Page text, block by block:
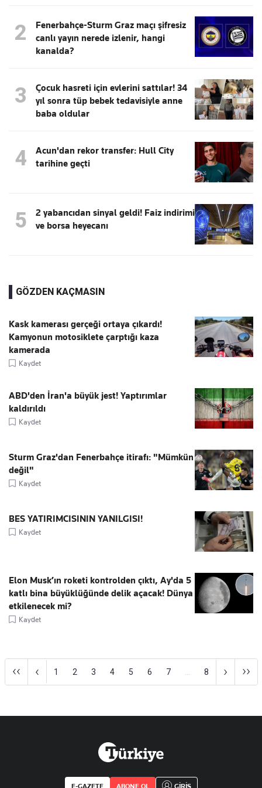
2
Fenerbahçe-Sturm Graz maçı şifresiz
canlı yayın nerede izlenir, hangi
kanalda?
3
Çocuk hasreti için evlerini sattılar! 34
yıl sonra tüp bebek tedavisiyle anne
baba oldular
4
Acun'dan rekor transfer: Hull City
tarihine geçti
5
2 yabancıdan sinyal geldi! Faiz indirimi
ve borsa heyecanı
GÖZDEN KAÇMASIN
Kask kamerası gerçeği ortaya çıkardı!
Kamyonun motosiklete çarptığı kaza
kamerada
Kaydet
ABD'den İran'a büyük jest! Yaptırımlar
kaldırıldı
Kaydet
Sturm Graz'dan Fenerbahçe itirafı: "Mümkün
değil"
Kaydet
BES YATIRIMCISININ YANILGISI!
Kaydet
Elon Musk’ın roketi kontrolden çıktı, Ay'da 5
katlı bina büyüklüğünde delik açacak! Dünya
etkilenecek mi?
Kaydet
‹‹ ‹ 1 2 3 4 5 6 7 8 › ››
E-GAZETE ABONE OL GİRİŞ